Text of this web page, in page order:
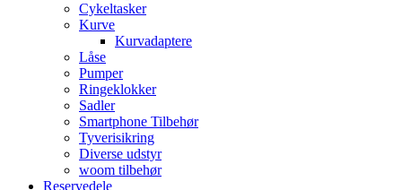
Cykeltasker
Kurve
Kurvadaptere
Låse
Pumper
Ringeklokker
Sadler
Smartphone Tilbehør
Tyverisikring
Diverse udstyr
woom tilbehør
Reservedele